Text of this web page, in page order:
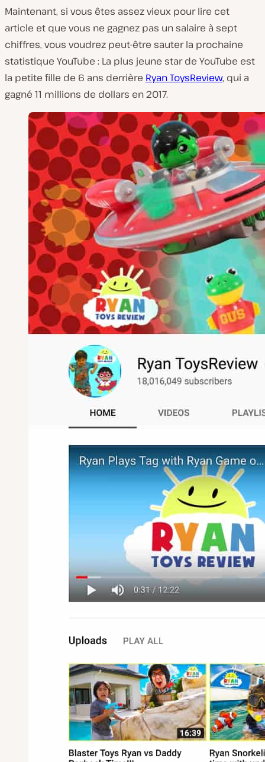
Maintenant, si vous êtes assez vieux pour lire cet
article et que vous ne gagnez pas un salaire à sept
chiffres, vous voudrez peut-être sauter la prochaine
statistique YouTube : La plus jeune star de YouTube est
la petite fille de 6 ans derrière Ryan ToysReview, qui a
gagné 11 millions de dollars en 2017.